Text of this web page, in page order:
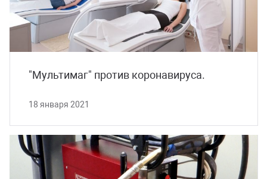
"Мультимаг" против коронавируса.
18 января 2021